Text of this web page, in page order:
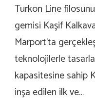
Turkon Line
gemisi Kaşif
Marport’ta
teknolojilerle
kapasitesine sahip
inşa edilen ilk ve…